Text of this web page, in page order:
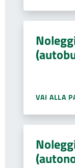
VAI ALLA